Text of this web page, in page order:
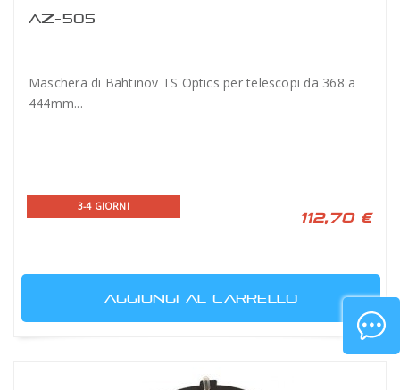
AZ-505
Maschera di Bahtinov TS Optics per telescopi da 368 a
444mm...
3-4 GIORNI
112,70 €
AGGIUNGI AL CARRELLO